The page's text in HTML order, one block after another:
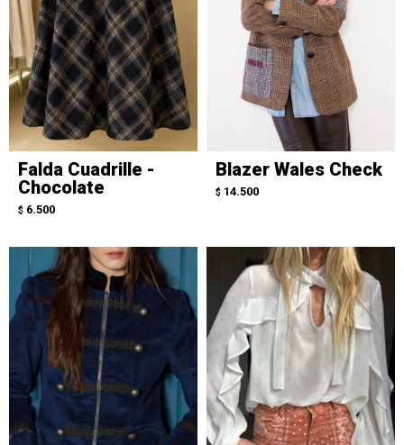
Falda Cuadrille -
Chocolate
$ 6.500
Blazer Wales Check
$ 14.500